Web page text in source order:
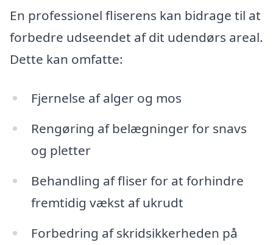
En professionel fliserens kan bidrage til at
forbedre udseendet af dit udendørs areal.
Dette kan omfatte:
Fjernelse af alger og mos
Rengøring af belægninger for snavs
og pletter
Behandling af fliser for at forhindre
fremtidig vækst af ukrudt
Forbedring af skridsikkerheden på